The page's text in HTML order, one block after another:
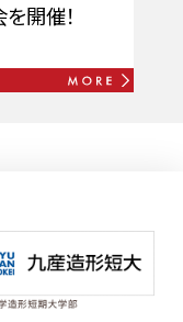
開催！